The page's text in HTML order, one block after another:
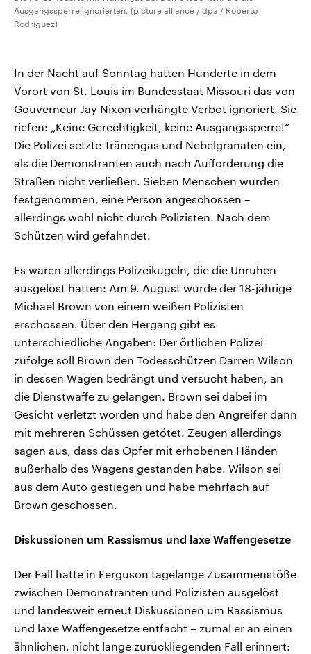
Ausgangssperre ignorierten. (picture alliance / dpa / Roberto
Rodriguez)
In der Nacht auf Sonntag hatten Hunderte in dem
Vorort von St. Louis im Bundesstaat Missouri das von
Gouverneur Jay Nixon verhängte Verbot ignoriert. Sie
riefen: „Keine Gerechtigkeit, keine Ausgangssperre!“
Die Polizei setzte Tränengas und Nebelgranaten ein,
als die Demonstranten auch nach Aufforderung die
Straßen nicht verließen. Sieben Menschen wurden
festgenommen, eine Person angeschossen –
allerdings wohl nicht durch Polizisten. Nach dem
Schützen wird gefahndet.
Es waren allerdings Polizeikugeln, die die Unruhen
ausgelöst hatten: Am 9. August wurde der 18-jährige
Michael Brown von einem weißen Polizisten
erschossen. Über den Hergang gibt es
unterschiedliche Angaben: Der örtlichen Polizei
zufolge soll Brown den Todesschützen Darren Wilson
in dessen Wagen bedrängt und versucht haben, an
die Dienstwaffe zu gelangen. Brown sei dabei im
Gesicht verletzt worden und habe den Angreifer dann
mit mehreren Schüssen getötet. Zeugen allerdings
sagen aus, dass das Opfer mit erhobenen Händen
außerhalb des Wagens gestanden habe. Wilson sei
aus dem Auto gestiegen und habe mehrfach auf
Brown geschossen.
Diskussionen um Rassismus und laxe Waffengesetze
Der Fall hatte in Ferguson tagelange Zusammenstöße
zwischen Demonstranten und Polizisten ausgelöst
und landesweit erneut Diskussionen um Rassismus
und laxe Waffengesetze entfacht – zumal er an einen
ähnlichen, nicht lange zurückliegenden Fall erinnert: